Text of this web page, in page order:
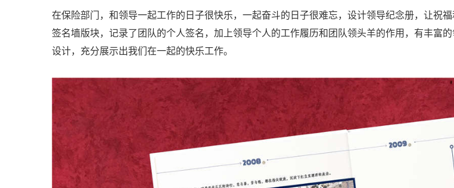
在保险部门，和领导一起工作的日子很快乐，一起奋斗的日子很难忘，设计领导纪念册，让祝
签名墙版块，记录了团队的个人签名，加上领导个人的工作履历和团队领头羊的作用，有丰富
设计，充分展示出我们在一起的快乐工作。